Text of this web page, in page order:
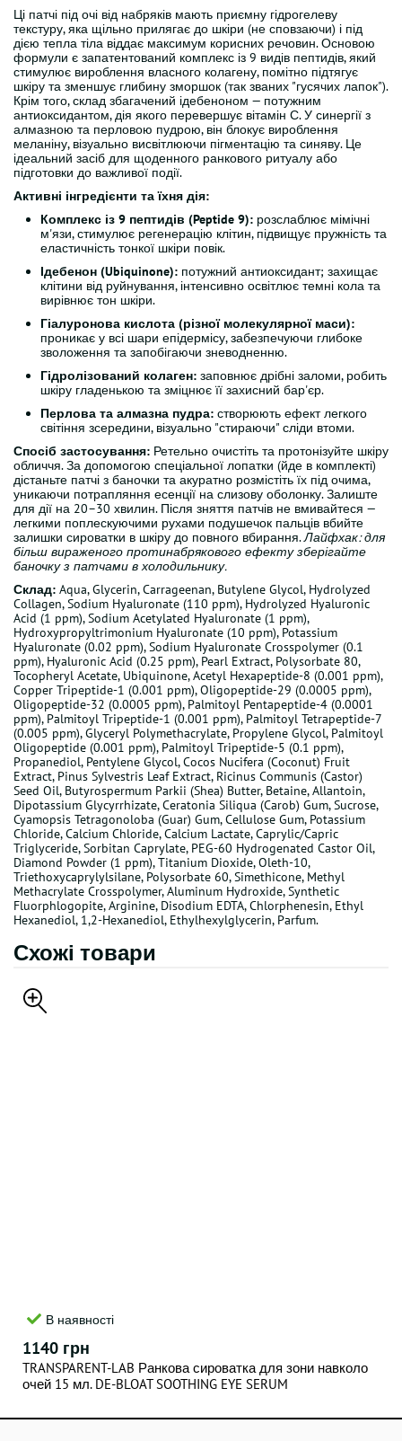
Ці патчі під очі від набряків мають приємну гідрогелеву
текстуру, яка щільно прилягає до шкіри (не сповзаючи) і під
дією тепла тіла віддає максимум корисних речовин. Основою
формули є запатентований комплекс із 9 видів пептидів, який
стимулює вироблення власного колагену, помітно підтягує
шкіру та зменшує глибину зморшок (так званих "гусячих лапок").
Крім того, склад збагачений ідебеноном — потужним
антиоксидантом, дія якого перевершує вітамін С. У синергії з
алмазною та перловою пудрою, він блокує вироблення
меланіну, візуально висвітлюючи пігментацію та синяву. Це
ідеальний засіб для щоденного ранкового ритуалу або
підготовки до важливої події.
Активні інгредієнти та їхня дія:
Комплекс із 9 пептидів (Peptide 9): розслаблює мімічні
м'язи, стимулює регенерацію клітин, підвищує пружність та
еластичність тонкої шкіри повік.
Ідебенон (Ubiquinone): потужний антиоксидант; захищає
клітини від руйнування, інтенсивно освітлює темні кола та
вирівнює тон шкіри.
Гіалуронова кислота (різної молекулярної маси):
проникає у всі шари епідермісу, забезпечуючи глибоке
зволоження та запобігаючи зневодненню.
Гідролізований колаген: заповнює дрібні заломи, робить
шкіру гладенькою та зміцнює її захисний бар'єр.
Перлова та алмазна пудра: створюють ефект легкого
світіння зсередини, візуально "стираючи" сліди втоми.
Спосіб застосування: Ретельно очистіть та протонізуйте шкіру
обличчя. За допомогою спеціальної лопатки (йде в комплекті)
дістаньте патчі з баночки та акуратно розмістіть їх під очима,
уникаючи потрапляння есенції на слизову оболонку. Залиште
для дії на 20–30 хвилин. Після зняття патчів не вмивайтеся —
легкими поплескуючими рухами подушечок пальців вбийте
залишки сироватки в шкіру до повного вбирання.Лайфхак: для
більш вираженого протинабрякового ефекту зберігайте
баночку з патчами в холодильнику.
Склад: Aqua, Glycerin, Carrageenan, Butylene Glycol, Hydrolyzed
Collagen, Sodium Hyaluronate (110 ppm), Hydrolyzed Hyaluronic
Acid (1 ppm), Sodium Acetylated Hyaluronate (1 ppm),
Hydroxypropyltrimonium Hyaluronate (10 ppm), Potassium
Hyaluronate (0.02 ppm), Sodium Hyaluronate Crosspolymer (0.1
ppm), Hyaluronic Acid (0.25 ppm), Pearl Extract, Polysorbate 80,
Tocopheryl Acetate, Ubiquinone, Acetyl Hexapeptide-8 (0.001 ppm),
Copper Tripeptide-1 (0.001 ppm), Oligopeptide-29 (0.0005 ppm),
Oligopeptide-32 (0.0005 ppm), Palmitoyl Pentapeptide-4 (0.0001
ppm), Palmitoyl Tripeptide-1 (0.001 ppm), Palmitoyl Tetrapeptide-7
(0.005 ppm), Glyceryl Polymethacrylate, Propylene Glycol, Palmitoyl
Oligopeptide (0.001 ppm), Palmitoyl Tripeptide-5 (0.1 ppm),
Propanediol, Pentylene Glycol, Cocos Nucifera (Coconut) Fruit
Extract, Pinus Sylvestris Leaf Extract, Ricinus Communis (Castor)
Seed Oil, Butyrospermum Parkii (Shea) Butter, Betaine, Allantoin,
Dipotassium Glycyrrhizate, Ceratonia Siliqua (Carob) Gum, Sucrose,
Cyamopsis Tetragonoloba (Guar) Gum, Cellulose Gum, Potassium
Chloride, Calcium Chloride, Calcium Lactate, Caprylic/Capric
Triglyceride, Sorbitan Caprylate, PEG-60 Hydrogenated Castor Oil,
Diamond Powder (1 ppm), Titanium Dioxide, Oleth-10,
Triethoxycaprylylsilane, Polysorbate 60, Simethicone, Methyl
Methacrylate Crosspolymer, Aluminum Hydroxide, Synthetic
Fluorphlogopite, Arginine, Disodium EDTA, Chlorphenesin, Ethyl
Hexanediol, 1,2-Hexanediol, Ethylhexylglycerin, Parfum.
Схожі товари
В наявності
1140 грн
TRANSPARENT-LAB Ранкова сироватка для зони навколо
очей 15 мл. DE-BLOAT SOOTHING EYE SERUM